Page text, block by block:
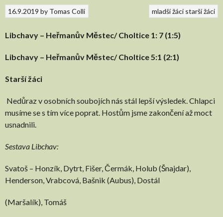
mladší žáci starší žáci
16.9.2019 by Tomas Colli
Libchavy – Heřmanův Městec/ Choltice 1: 7 (1:5)
Libchavy – Heřmanův Městec/ Choltice 5:1 (2:1)
Starší žáci
Nedůraz v osobních soubojích nás stál lepší výsledek. Chlapci
musíme se s tím více poprat. Hostům jsme zakončení až moct
usnadnili.
Sestava Libchav:
Svatoš – Honzík, Dytrt, Fišer, Čermák, Holub (Šnajdar),
Henderson, Vrabcová, Bašnik (Aubus), Dostál
(Maršalík), Tomáš